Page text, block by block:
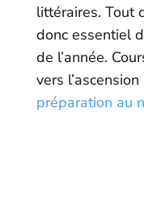
littéraires. Tout
donc essentiel
de l’année.
vers l’ascension
préparation au